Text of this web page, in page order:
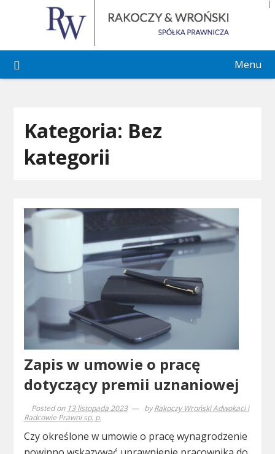
Menu
Kategoria: Bez
kategorii
Zapis w umowie o pracę
dotyczący premii uznaniowej
Posted on 13 listopada 2023 byRakoczy Wroński Adwokaci i
Radcowie Prawni sp. p.
Czy określone w umowie o pracę wynagrodzenie